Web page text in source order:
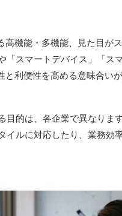
高機能・多機能、見た目が
「スマートデバイス」「ス
と利便性を高める意味合い
目的は、各企業で異なりま
イルに対応したり、業務効